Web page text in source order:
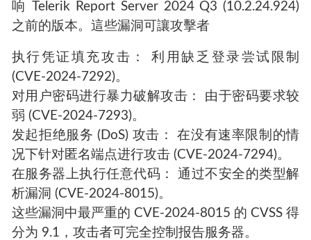
响 Telerik Report Server 2024 Q3 (10.2.24.924)
之前的版本。這些漏洞可讓攻擊者
执行凭证填充攻击： 利用缺乏登录尝试限制
(CVE-2024-7292)。
对用户密码进行暴力破解攻击： 由于密码要求较
弱 (CVE-2024-7293)。
发起拒绝服务 (DoS) 攻击： 在没有速率限制的情
况下针对匿名端点进行攻击 (CVE-2024-7294)。
在服务器上执行任意代码： 通过不安全的类型解
析漏洞 (CVE-2024-8015)。
这些漏洞中最严重的 CVE-2024-8015 的 CVSS 得
分为 9.1，攻击者可完全控制报告服务器。